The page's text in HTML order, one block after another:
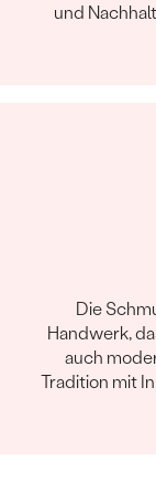
und
Die
Handwerk,
auch
Tradition mit